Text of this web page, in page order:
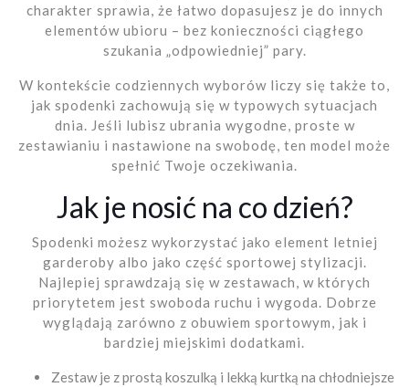
charakter sprawia, że łatwo dopasujesz je do innych
elementów ubioru – bez konieczności ciągłego
szukania „odpowiedniej” pary.
W kontekście codziennych wyborów liczy się także to,
jak spodenki zachowują się w typowych sytuacjach
dnia. Jeśli lubisz ubrania wygodne, proste w
zestawianiu i nastawione na swobodę, ten model może
spełnić Twoje oczekiwania.
Jak je nosić na co dzień?
Spodenki możesz wykorzystać jako element letniej
garderoby albo jako część sportowej stylizacji.
Najlepiej sprawdzają się w zestawach, w których
priorytetem jest swoboda ruchu i wygoda. Dobrze
wyglądają zarówno z obuwiem sportowym, jak i
bardziej miejskimi dodatkami.
Zestaw je z prostą koszulką i lekką kurtką na chłodniejsze